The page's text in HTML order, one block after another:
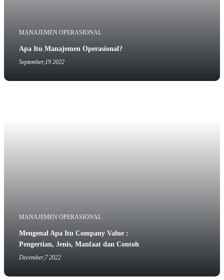
MANAJEMEN OPERASIONAL
Apa Itu Manajemen Operasional?
September,19 2022
MANAJEMEN OPERASIONAL
Mengenal Apa Itu Company Value :
Pengertian, Jenis, Manfaat dan Contoh
December,7 2022